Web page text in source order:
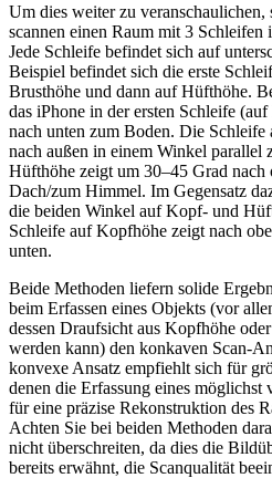
Um dies weiter zu veranschaulichen,
scannen einen Raum mit 3 Schleifen
Jede Schleife befindet sich auf
Beispiel befindet sich die erste
Brusthöhe und dann auf Hüfthöhe.
das iPhone in der ersten Schleife
nach unten zum Boden. Die
nach außen in einem Winkel parallel
Hüfthöhe zeigt um 30–45 Grad nach
Dach/zum Himmel. Im Gegensatz
die beiden Winkel auf Kopf- und
Schleife auf Kopfhöhe zeigt nach
unten.
Beide Methoden liefern solide
beim Erfassen eines Objekts (vor
dessen Draufsicht aus Kopfhöhe
werden kann) den konkaven Scan-
konvexe Ansatz empfiehlt sich für
denen die Erfassung eines
für eine präzise Rekonstruktion des
Achten Sie bei beiden Methoden
nicht überschreiten, da dies die
bereits erwähnt, die Scanqualität